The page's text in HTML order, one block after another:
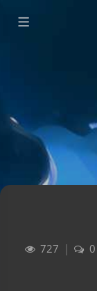
727 | 0